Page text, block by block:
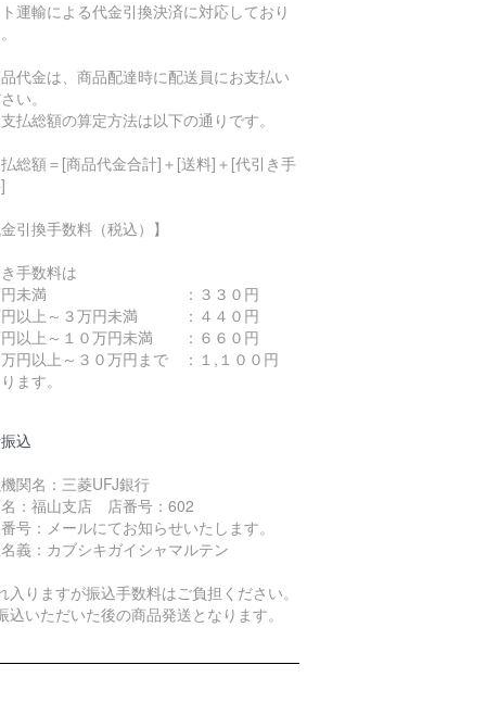
運輸による代金引換決済に対応しており
品代金は、商品配達時に配送員にお支払い
い。
支払総額の算定方法は以下の通りです。
総額＝[商品代金合計]＋[送料]＋[代引き手
金引換手数料（税込）】
手数料は
円未満 ：３３０円
円以上～３万円未満 ：４４０円
円以上～１０万円未満 ：６６０円
万円以上～３０万円まで ：１,１００円
ます。
込
関名：三菱UFJ銀行
：福山支店 店番号：602
号：メールにてお知らせいたします。
義：カブシキガイシャマルテン
入りますが振込手数料はご負担ください。
込いただいた後の商品発送となります。